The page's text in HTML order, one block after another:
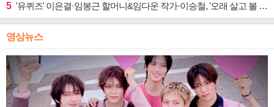
5 '유퀴즈' 이은결·임봉근 할머니&임다운 작가·이승철, '오래 살고 볼 일' 특집 출격
영상뉴스